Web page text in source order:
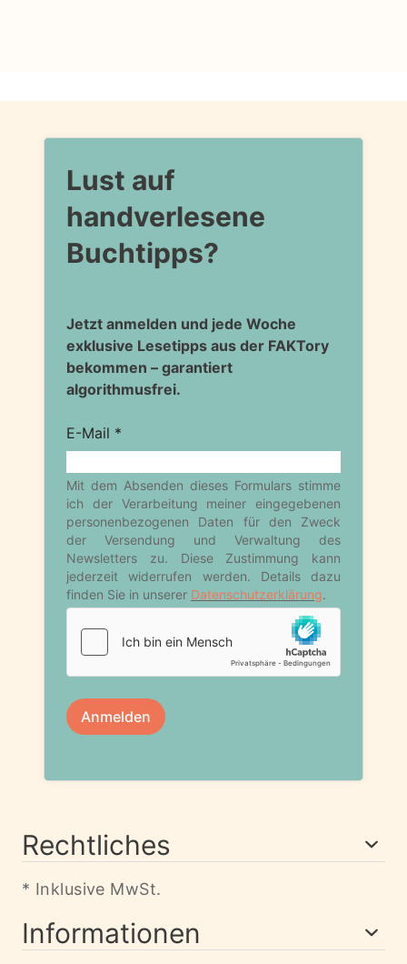
Lust auf
handverlesene
Buchtipps?
Rechtliches
* Inklusive MwSt.
Informationen